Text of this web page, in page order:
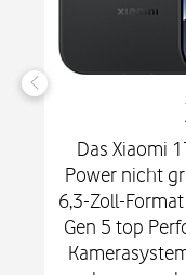
Das Xiaomi
Power nicht
6,3-Zoll-
Gen 5 top